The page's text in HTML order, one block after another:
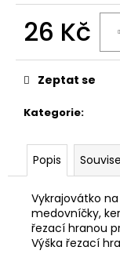
26 Kč
cena:
Kategorie:
Zeptat se
Popis
Vykrajovátko
medovníčky,
řezací hranou
Výška řezací
č
u
e
m
33001
ZDOBÍCÍ
SÁČEK